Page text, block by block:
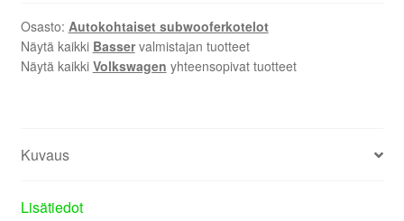
Osasto: Autokohtaiset subwooferkotelot
Näytä kaikki Basservalmistajan tuotteet
Näytä kaikki Volkswagen yhteensopivat tuotteet
Kuvaus
Lisätiedot